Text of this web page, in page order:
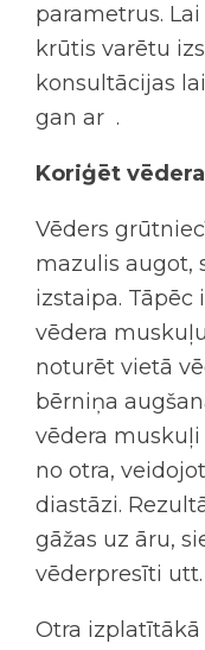
parametrus.
krūtis varētu
konsultācijas
gan ar .
Koriģēt
Vēders
mazulis augot,
izstaipa.
vēdera
noturēt vietā
bērniņa
vēdera
no otra,
diastāzi.
gāžas uz āru,
vēderpresīti
Otra izplatītākā